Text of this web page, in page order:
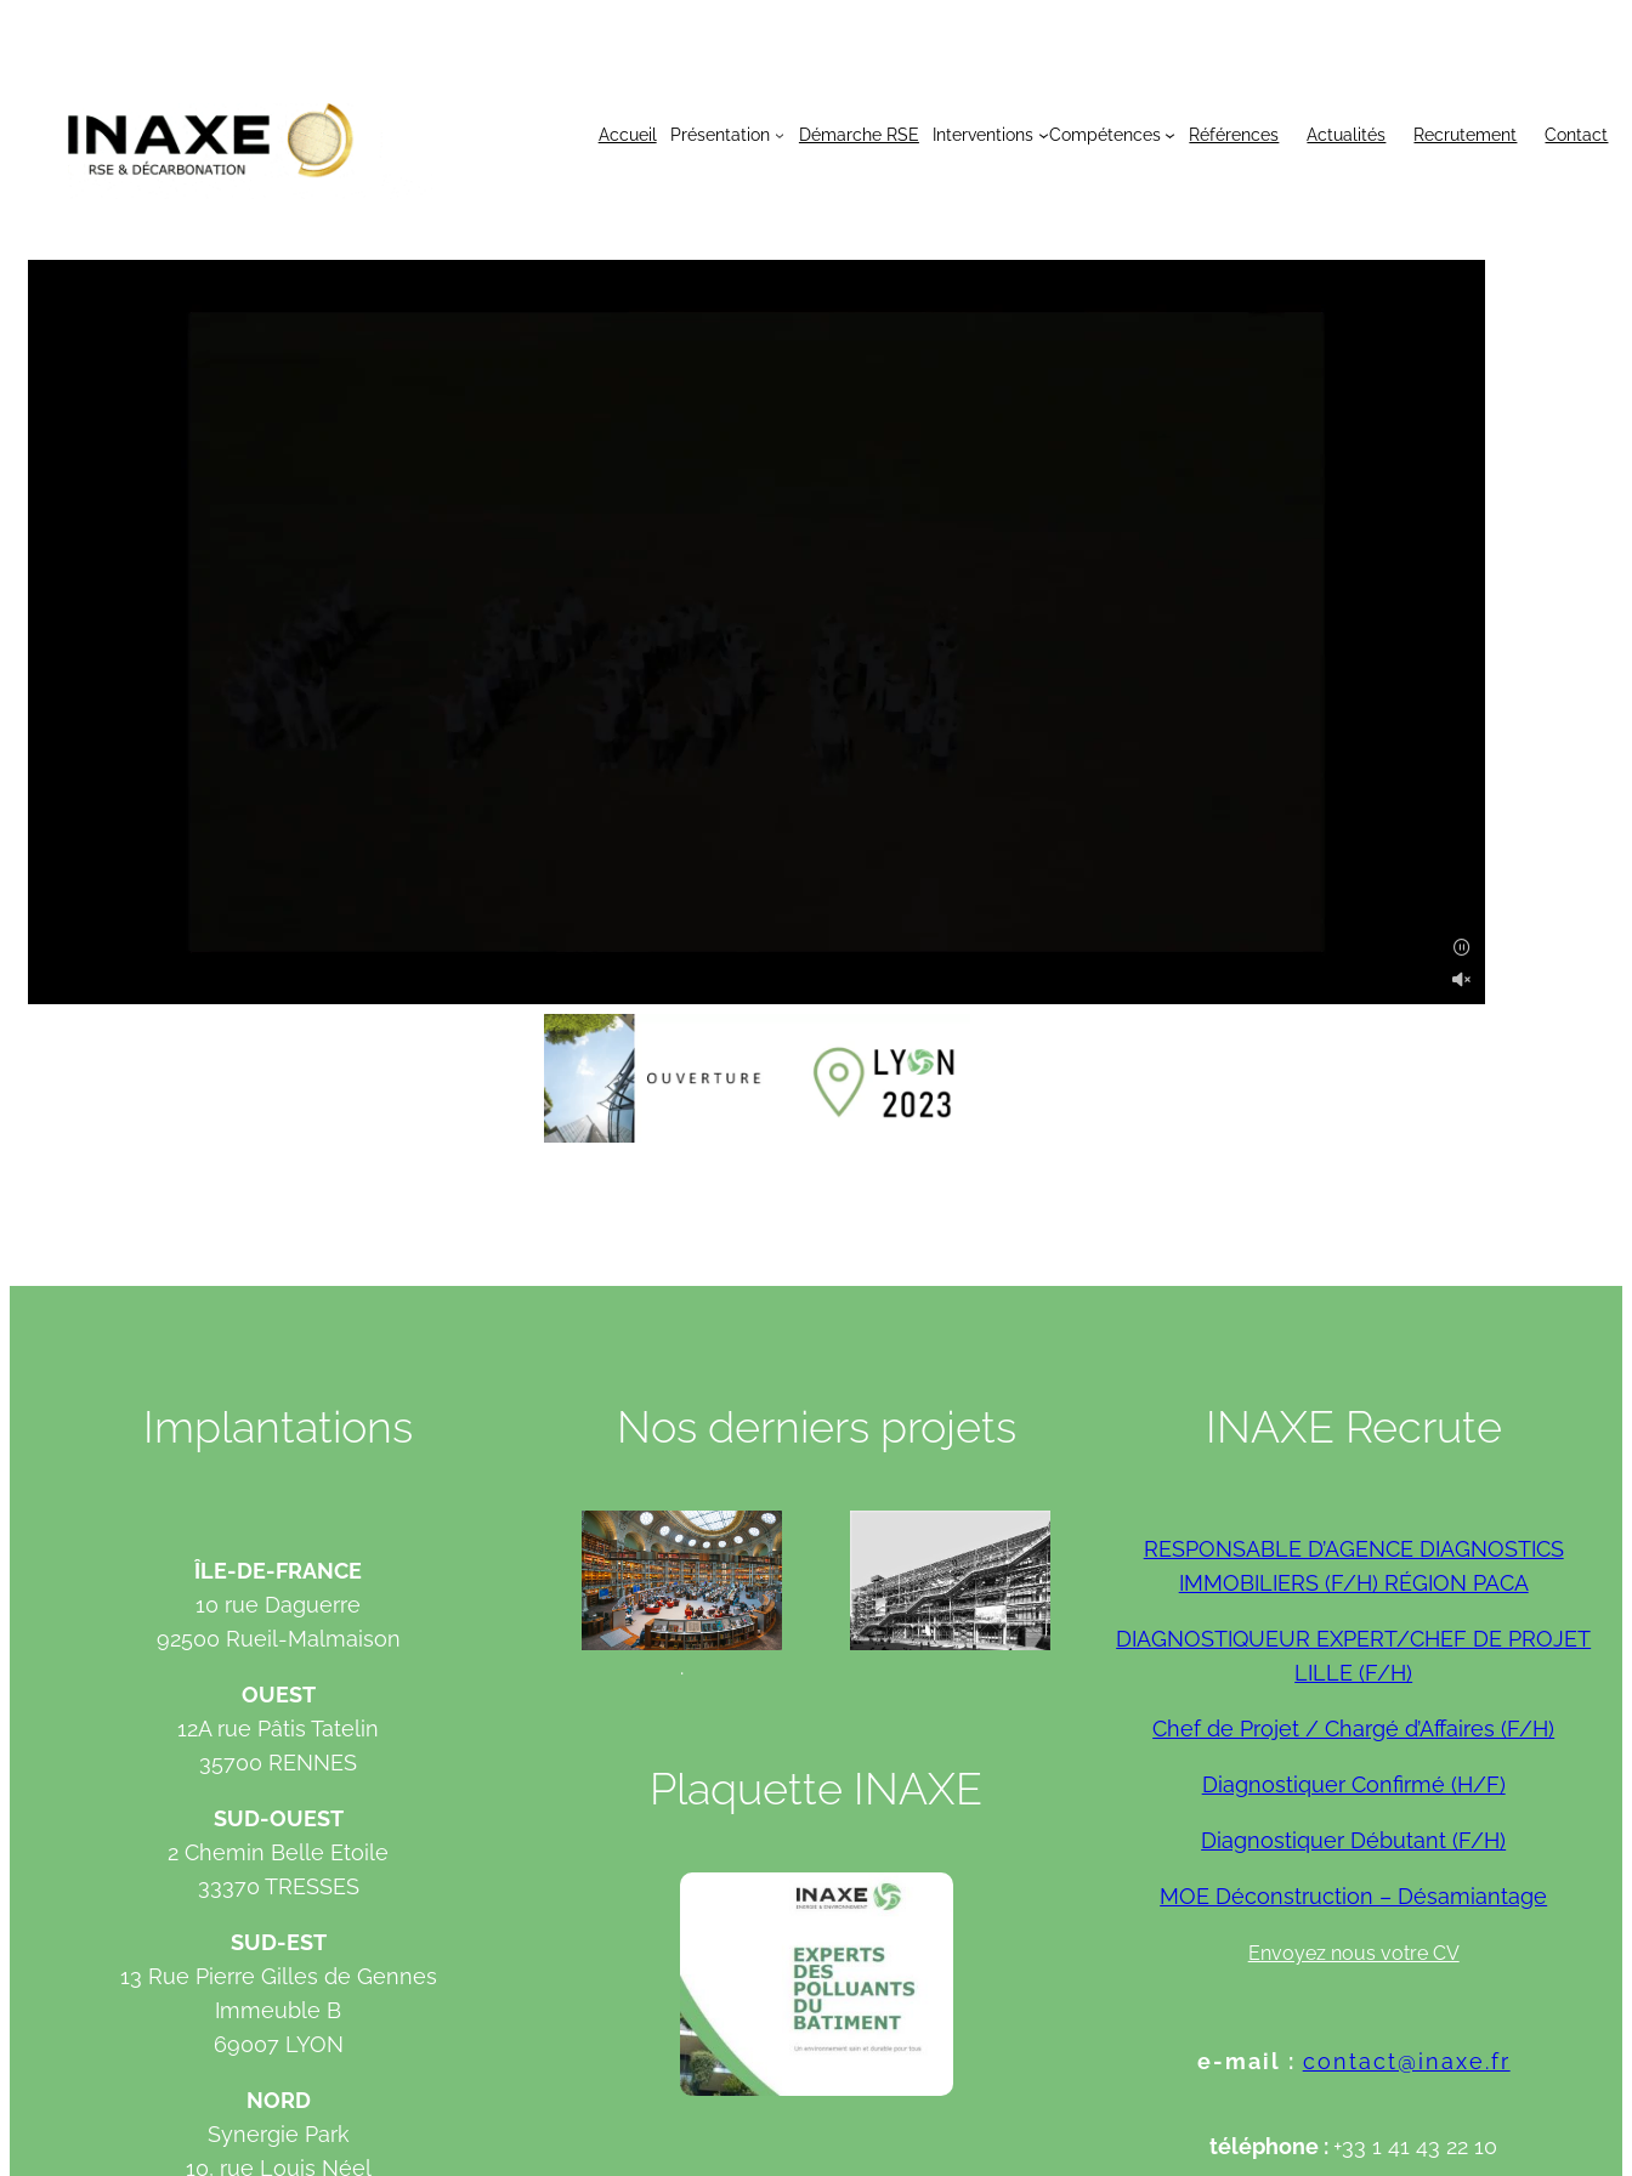
Accueil Présentation Démarche RSE Interventions Compétences Références Actualités Recrutement Contact
Implantations
ÎLE-DE-FRANCE
10 rue Daguerre
92500 Rueil-Malmaison
OUEST
12A rue Pâtis Tatelin
35700 RENNES
SUD-OUEST
2 Chemin Belle Etoile
33370 TRESSES
SUD-EST
13 Rue Pierre Gilles de Gennes
Immeuble B
69007 LYON
NORD
Synergie Park
10, rue Louis Néel
Nos derniers projets
.
Plaquette INAXE
INAXE Recrute
RESPONSABLE D’AGENCE DIAGNOSTICS
IMMOBILIERS (F/H) RÉGION PACA
DIAGNOSTIQUEUR EXPERT/CHEF DE PROJET
LILLE (F/H)
Chef de Projet / Chargé d’Affaires (F/H)
Diagnostiquer Confirmé (H/F)
Diagnostiquer Débutant (F/H)
MOE Déconstruction – Désamiantage
Envoyez nous votre CV
e-mail : contact@inaxe.fr
téléphone : +33 1 41 43 22 10